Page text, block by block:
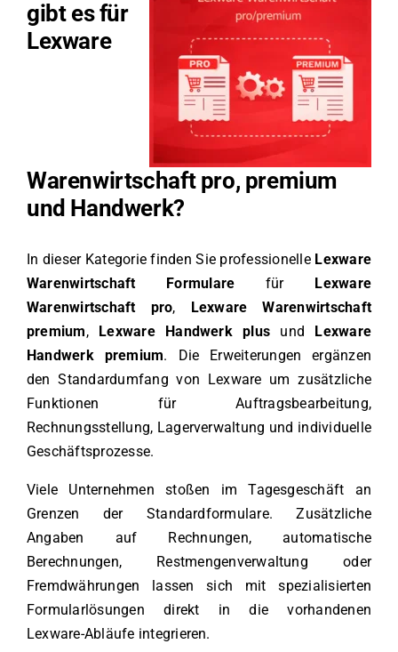
gibt es für
Lexware
Warenwirtschaft pro, premium
und Handwerk?
In dieser Kategorie finden Sie professionelle Lexware
Warenwirtschaft Formulare für
Lexware
Warenwirtschaft pro,
Lexware Warenwirtschaft
premium, Lexware Handwerk plus und
Lexware
Handwerk premium. Die Erweiterungen ergänzen
den Standardumfang von Lexware um zusätzliche
Funktionen für Auftragsbearbeitung,
Rechnungsstellung, Lagerverwaltung und individuelle
Geschäftsprozesse.
Viele Unternehmen stoßen im Tagesgeschäft an
Grenzen der Standardformulare. Zusätzliche
Angaben auf Rechnungen, automatische
Berechnungen, Restmengenverwaltung oder
Fremdwährungen lassen sich mit spezialisierten
Formularlösungen direkt in die vorhandenen
Lexware-Abläufe integrieren.